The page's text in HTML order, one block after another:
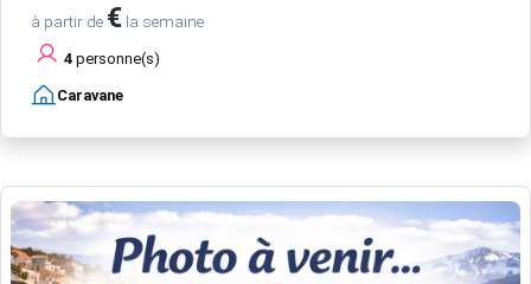
à partir de € la semaine
4 personne(s)
Caravane